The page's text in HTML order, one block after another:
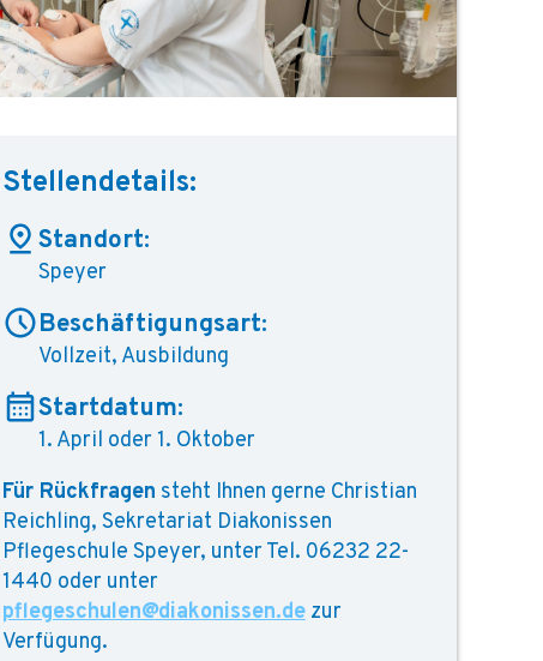
Stellendetails:
Standort:
Speyer
Beschäftigungsart:
Vollzeit, Ausbildung
Startdatum:
1. April oder 1. Oktober
Für Rückfragen steht Ihnen gerne Christian
Reichling, Sekretariat Diakonissen
Pflegeschule Speyer, unter Tel. 06232 22-
1440 oder unter
pflegeschulen@diakonissen.dezur
Verfügung.